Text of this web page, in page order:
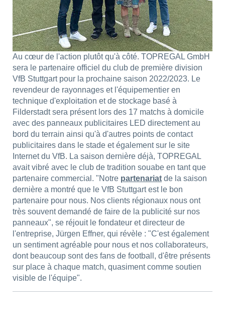
Au cœur de l'action plutôt qu'à côté. TOPREGAL GmbH
sera le partenaire officiel du club de première division
VfB Stuttgart pour la prochaine saison 2022/2023. Le
revendeur de rayonnages et l'équipementier en
technique d'exploitation et de stockage basé à
Filderstadt sera présent lors des 17 matchs à domicile
avec des panneaux publicitaires LED directement au
bord du terrain ainsi qu'à d'autres points de contact
publicitaires dans le stade et également sur le site
Internet du VfB. La saison dernière déjà, TOPREGAL
avait vibré avec le club de tradition souabe en tant que
partenaire commercial. "Notre partenariat de la saison
dernière a montré que le VfB Stuttgart est le bon
partenaire pour nous. Nos clients régionaux nous ont
très souvent demandé de faire de la publicité sur nos
panneaux", se réjouit le fondateur et directeur de
l'entreprise, Jürgen Effner, qui révèle : "C'est également
un sentiment agréable pour nous et nos collaborateurs,
dont beaucoup sont des fans de football, d'être présents
sur place à chaque match, quasiment comme soutien
visible de l'équipe".